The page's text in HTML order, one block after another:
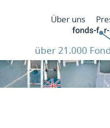
Über uns
über 21.000